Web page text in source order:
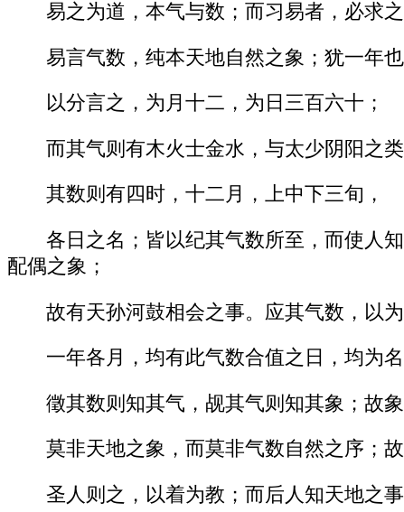
易之为道，本气与数；而习易者，必求
易言气数，纯本天地自然之象；犹一年
以分言之，为月十二，为日三百六十；
而其气则有木火士金水，与太少阴阳之类
其数则有四时，十二月，上中下三旬，
各日之名；皆以纪其气数所至，而使人
配偶之象；
故有天孙河鼓相会之事。应其气数，以为
一年各月，均有此气数合值之日，均为名
徵其数则知其气，觇其气则知其象；故
莫非天地之象，而莫非气数自然之序；
圣人则之，以着为教；而后人知天地之事